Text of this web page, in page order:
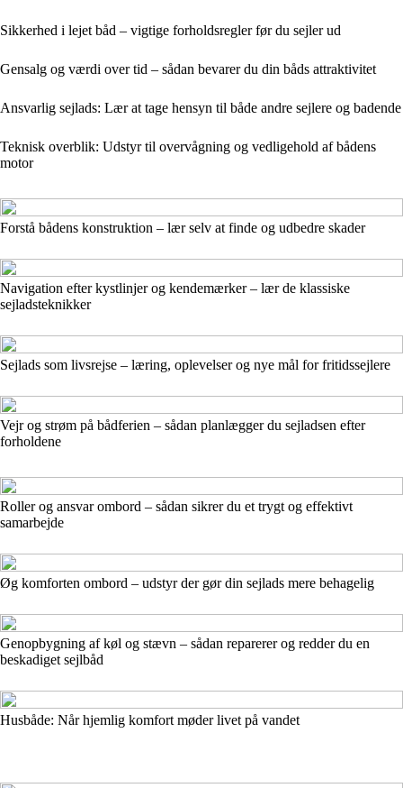
Sikkerhed i lejet båd – vigtige forholdsregler før du sejler ud
Gensalg og værdi over tid – sådan bevarer du din båds attraktivitet
Ansvarlig sejlads: Lær at tage hensyn til både andre sejlere og badende
Teknisk overblik: Udstyr til overvågning og vedligehold af bådens
motor
Forstå bådens konstruktion – lær selv at finde og udbedre skader
Navigation efter kystlinjer og kendemærker – lær de klassiske
sejladsteknikker
Sejlads som livsrejse – læring, oplevelser og nye mål for fritidssejlere
Vejr og strøm på bådferien – sådan planlægger du sejladsen efter
forholdene
Roller og ansvar ombord – sådan sikrer du et trygt og effektivt
samarbejde
Øg komforten ombord – udstyr der gør din sejlads mere behagelig
Genopbygning af køl og stævn – sådan reparerer og redder du en
beskadiget sejlbåd
Husbåde: Når hjemlig komfort møder livet på vandet